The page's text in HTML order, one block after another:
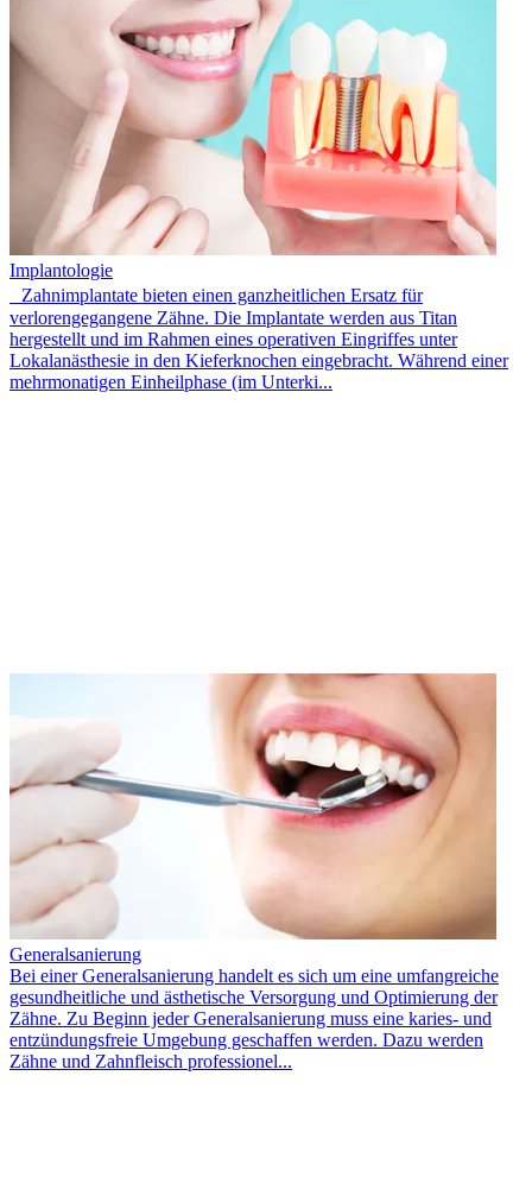
Implantologie
Zahnimplantate bieten einen ganzheitlichen Ersatz für
verlorengegangene Zähne. Die Implantate werden aus Titan
hergestellt und im Rahmen eines operativen Eingriffes unter
Lokalanästhesie in den Kieferknochen eingebracht. Während einer
mehrmonatigen Einheilphase (im Unterki...
Generalsanierung
Bei einer Generalsanierung handelt es sich um eine umfangreiche
gesundheitliche und ästhetische Versorgung und Optimierung der
Zähne. Zu Beginn jeder Generalsanierung muss eine karies- und
entzündungsfreie Umgebung geschaffen werden. Dazu werden
Zähne und Zahnfleisch professionel...